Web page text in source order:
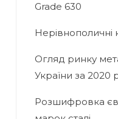
Grade 630
Нерівнополичні
Огляд ринку
України за 2020
Розшифровка